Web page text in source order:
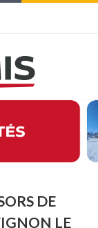
DE
LE